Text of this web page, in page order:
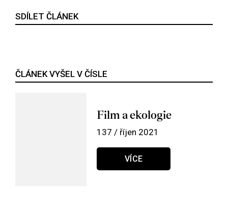
SDÍLET ČLÁNEK
ČLÁNEK VYŠEL V ČÍSLE
Film a ekologie
137 / říjen 2021
VÍCE